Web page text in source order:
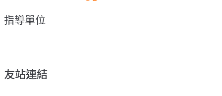
指導單位
友站連結